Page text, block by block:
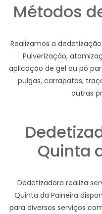
Métodos
Realizamos a
Pulverização,
aplicação de gel ou pó
pulgas, carrapatos,
outras
Quinta
Dedetizadora realiza
Quinta da Paineira
para diversos serviços